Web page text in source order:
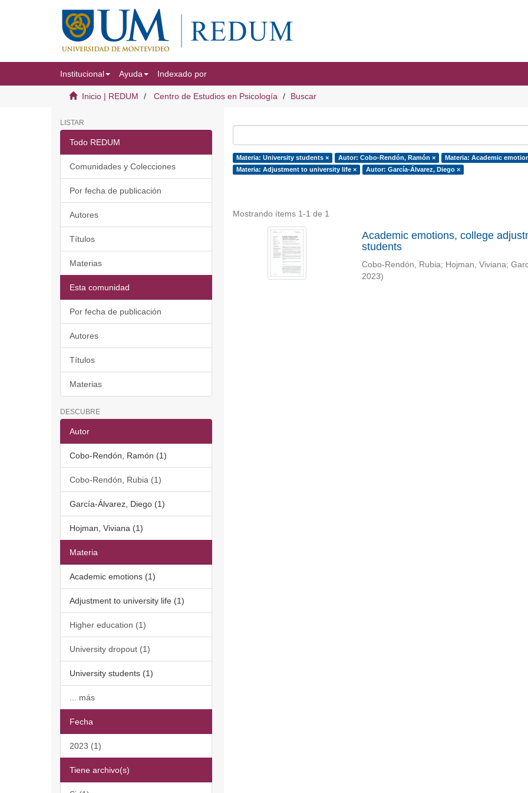
Institucional Ayuda Indexado por
Inicio | REDUM Centro de Estudios en Psicología Buscar
LISTAR
Todo REDUM
Comunidades y Colecciones
Por fecha de publicación
Autores
Títulos
Materias
Esta comunidad
Por fecha de publicación
Autores
Títulos
Materias
DESCUBRE
Autor
Cobo-Rendón, Ramón (1)
Cobo-Rendón, Rubia (1)
García-Álvarez, Diego (1)
Hojman, Viviana (1)
Materia
Academic emotions (1)
Adjustment to university life (1)
Higher education (1)
University dropout (1)
University students (1)
... más
Fecha
2023 (1)
Tiene archivo(s)
Materia: University students × Autor: Cobo-Rendón, Ramón × Materia: Academic
Materia: Adjustment to university life ×
Autor: García-Álvarez, Diego ×
Mostrando ítems 1-1 de 1
Academic emotions, college
students
Cobo-Rendón, Rubia; Hojman, Viviana;
2023)